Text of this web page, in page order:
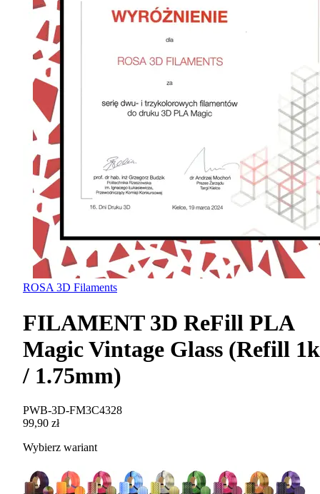
ROSA 3D Filaments
FILAMENT 3D ReFill PLA
Magic Vintage Glass (Refill
/ 1.75mm)
PWB-3D-FM3C4328
99,90 zł
Wybierz wariant